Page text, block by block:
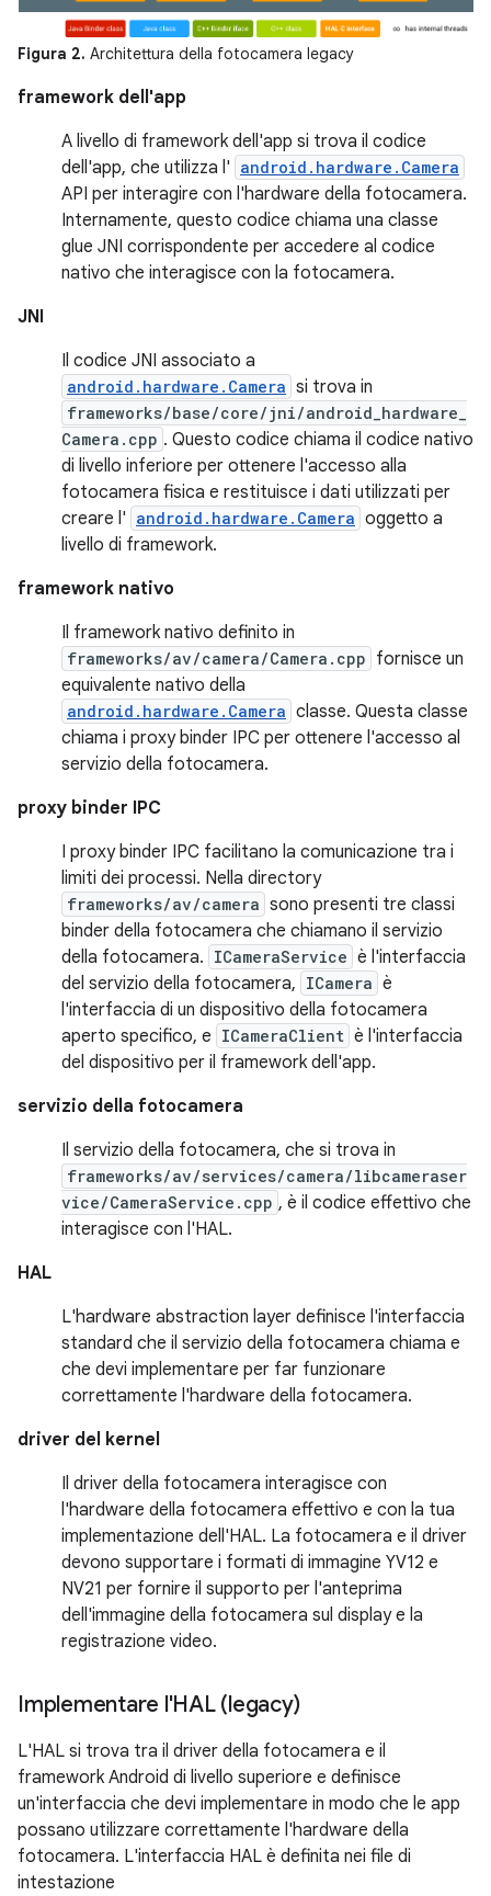
Figura 2. Architettura della fotocamera legacy
framework dell'app
A livello di framework dell'app si trova il codice
dell'app, che utilizza l' android.hardware.Camera
API per interagire con l'hardware della fotocamera.
Internamente, questo codice chiama una classe
glue JNI corrispondente per accedere al codice
nativo che interagisce con la fotocamera.
JNI
Il codice JNI associato a
android.hardware.Camera si trova in
frameworks/base/core/jni/android_hardware_
Camera.cpp . Questo codice chiama il codice nativo
di livello inferiore per ottenere l'accesso alla
fotocamera fisica e restituisce i dati utilizzati per
creare l' android.hardware.Camera oggetto a
livello di framework.
framework nativo
Il framework nativo definito in
frameworks/av/camera/Camera.cpp fornisce un
equivalente nativo della
android.hardware.Camera classe. Questa classe
chiama i proxy binder IPC per ottenere l'accesso al
servizio della fotocamera.
proxy binder IPC
I proxy binder IPC facilitano la comunicazione tra i
limiti dei processi. Nella directory
frameworks/av/camera sono presenti tre classi
binder della fotocamera che chiamano il servizio
della fotocamera. ICameraService è l'interfaccia
del servizio della fotocamera, ICamera è
l'interfaccia di un dispositivo della fotocamera
aperto specifico, e ICameraClient è l'interfaccia
del dispositivo per il framework dell'app.
servizio della fotocamera
Il servizio della fotocamera, che si trova in
frameworks/av/services/camera/libcameraser
vice/CameraService.cpp , è il codice effettivo che
interagisce con l'HAL.
HAL
L'hardware abstraction layer definisce l'interfaccia
standard che il servizio della fotocamera chiama e
che devi implementare per far funzionare
correttamente l'hardware della fotocamera.
driver del kernel
Il driver della fotocamera interagisce con
l'hardware della fotocamera effettivo e con la tua
implementazione dell'HAL. La fotocamera e il driver
devono supportare i formati di immagine YV12 e
NV21 per fornire il supporto per l'anteprima
dell'immagine della fotocamera sul display e la
registrazione video.
Implementare l'HAL (legacy)
L'HAL si trova tra il driver della fotocamera e il
framework Android di livello superiore e definisce
un'interfaccia che devi implementare in modo che le app
possano utilizzare correttamente l'hardware della
fotocamera. L'interfaccia HAL è definita nei file di
intestazione